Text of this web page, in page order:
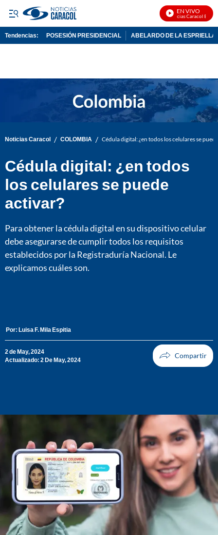
EN VIVO
Noticias Caracol En Vivo
Tendencias: POSESIÓN PRESIDENCIAL ABELARDO DE LA ESPRIELLA
Noticias Caracol / COLOMBIA / Cédula digital: ¿en todos los celulares se
Cédula digital: ¿en todos
los celulares se puede
activar?
Para obtener la cédula digital en su dispositivo celular
debe asegurarse de cumplir todos los requisitos
establecidos por la Registraduría Nacional. Le
explicamos cuáles son.
Por: Luisa F. Mila Espitia
2 de May, 2024
Actualizado: 2 De May, 2024